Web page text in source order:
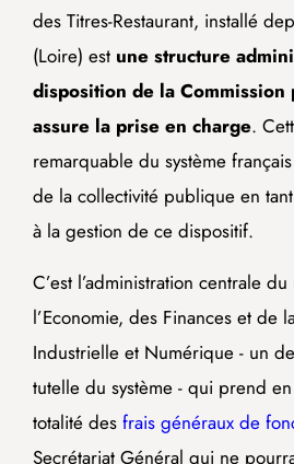
des Titres-Restaurant, installé
(Loire) est une structure
disposition de la Commission
assure la prise en charge.
remarquable du système
de la collectivité publique en
à la gestion de ce dispositif.
C’est l’administration centrale
l’Economie, des Finances et de
Industrielle et Numérique - un
tutelle du système - qui prend
totalité des frais généraux de
Secrétariat Général qui ne